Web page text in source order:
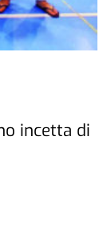
incetta di